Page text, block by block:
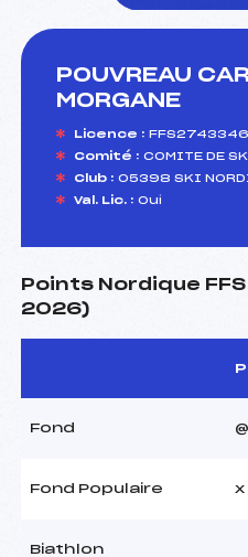
le ski
POUVREAU
MORGANE
Licence : FFS2743346
Comité : COMITE DE
Club : 05398 SKI
Val. Lic. : Oui
Points Nordique
2026)
Fond @
Fond Populaire x
Biathlon